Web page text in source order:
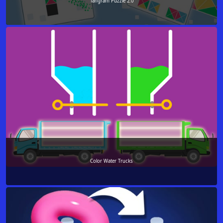
Color Water Trucks